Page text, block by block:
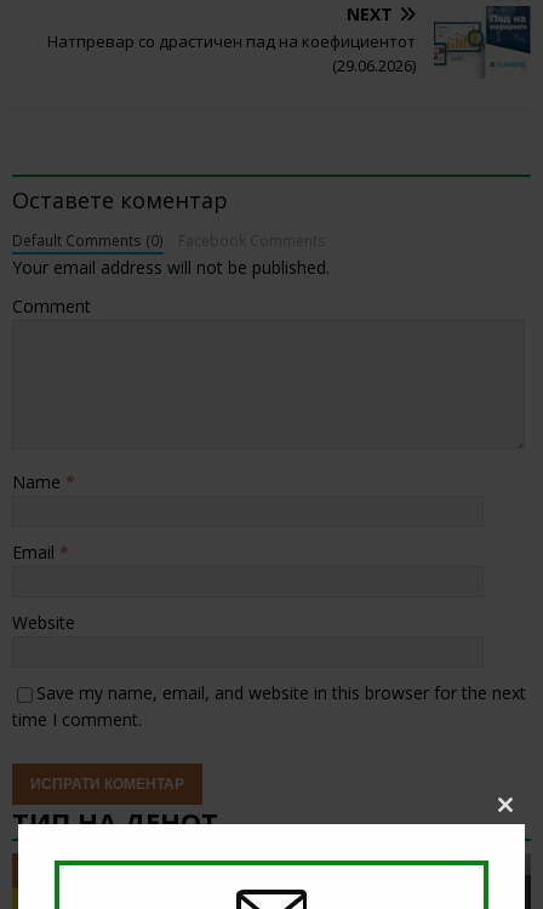
NEXT
Натпревар со драстичен пад на коефициентот
(29.06.2026)
Оставете коментар
Default Comments (0)
Your email address will not be published.
Comment
Name *
Email *
Website
Save my name, email, and website in this browser for the next
time I comment.
ТИП НА ДЕНОТ
ТИП НА ДЕНОТ
this